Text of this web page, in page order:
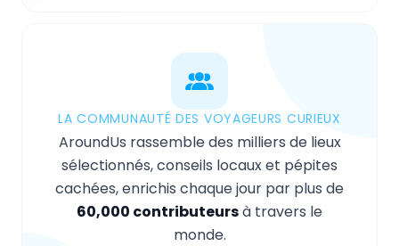
LA COMMUNAUTÉ DES VOYAGEURS CURIEUX
AroundUs rassemble des milliers de lieux
sélectionnés, conseils locaux et pépites
cachées, enrichis chaque jour par plus de
60,000 contributeursà travers le
monde.